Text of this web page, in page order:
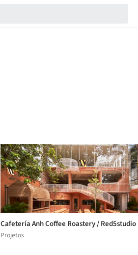
Cafetería Anh Coffee Roastery / Red5studio
Projetos